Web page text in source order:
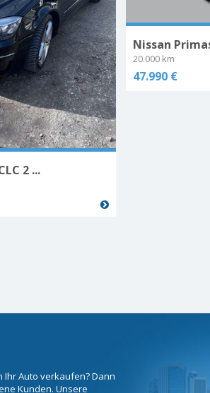
2 ...
Nissan
20.000 km
47.990 €
Ihr Auto verkaufen? Dann
Kunden. Unsere